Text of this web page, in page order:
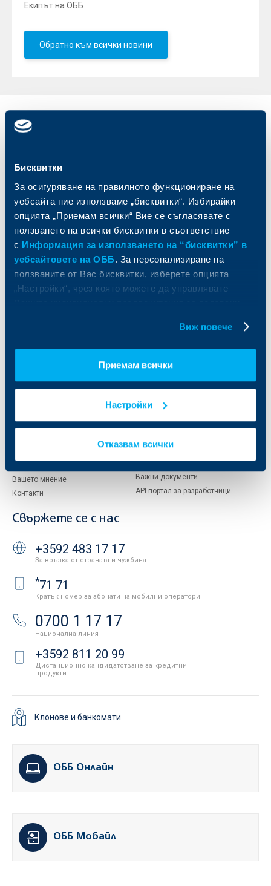
Бисквитки
За осигуряване на правилното функциониране на
уебсайта ние използваме „бисквитки“. Избирайки
опцията „Приемам всички“ Вие се съгласявате с
ползването на всички бисквитки в съответствие
с Информация за използването на “бисквитки” в
уебсайтовете на ОББ. За персонализиране на
ползваните от Вас бисквитки, изберете опцията
„Настройки“, чрез която можете да управлявате
Виж повече
Приемам всички
Настройки
Отказвам всички
Екипът на ОББ
Обратно към всички новини
Индивидуални
клиенти
Кредити
Спестявания и инвестиции
Частно банкиране
Застраховки
Актуализация на клиентски данни
Търговско финансиране
ПОС терминали
Пазари, инвестиционно банкиране
и попечителски услуги
Факторинг
Кредити за собственици на фирми
Финансови институции и суверени
Европейско финансиране
Други документи
Вашето мнение
Контакти
ОББ Асет мениджмънт
ОББ Застрахователен брокер
Продажба на имоти
Бисквитки
Защита на личните данни
Важни документи
API портал за разработчици
Свържете се с нас
+3592 483 17 17
За връзка от страната и чужбина
*71 71
Кратък номер за абонати на мобилни оператори
0700 1 17 17
Национална линия
+3592 811 20 99
Дистанционно кандидатстване за кредитни
продукти
Клонове и банкомати
ОББ Онлайн
ОББ Мобайл